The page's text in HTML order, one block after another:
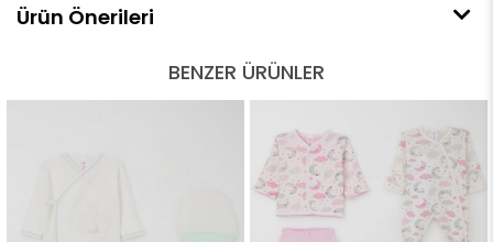
Ürün Önerileri
BENZER ÜRÜNLER